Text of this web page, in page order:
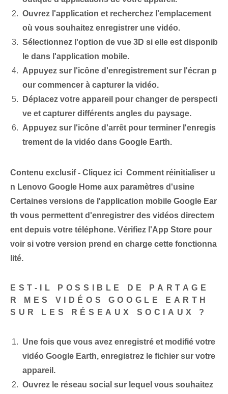
Ouvrez l'application et recherchez l'emplacement
où vous souhaitez enregistrer une vidéo.
Sélectionnez l'option de vue 3D si elle est disponib
le dans l'application mobile.
Appuyez sur l'icône d'enregistrement sur l'écran p
our commencer à capturer la vidéo.
Déplacez votre appareil pour changer de perspecti
ve et capturer différents angles du paysage.
Appuyez sur l'icône d'arrêt pour terminer l'enregis
trement de la vidéo dans Google Earth.
Contenu exclusif - Cliquez ici Comment réinitialiser u
n Lenovo Google Home aux paramètres d'usine
Certaines versions de l'application mobile Google Ear
th vous permettent d'enregistrer des vidéos directem
ent depuis votre téléphone. Vérifiez l'App Store pour
voir si votre version prend en charge cette fonctionna
lité.
EST-IL POSSIBLE DE PARTAGE
R MES VIDÉOS GOOGLE EARTH
SUR LES RÉSEAUX SOCIAUX ?
Une fois que vous avez enregistré et modifié votre
vidéo Google Earth, enregistrez le fichier sur votre
appareil.
Ouvrez le réseau social sur lequel vous souhaitez